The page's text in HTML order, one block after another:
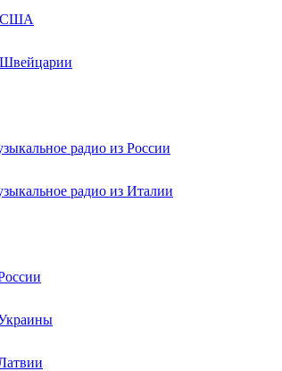
США
радио из России
радио из Италии